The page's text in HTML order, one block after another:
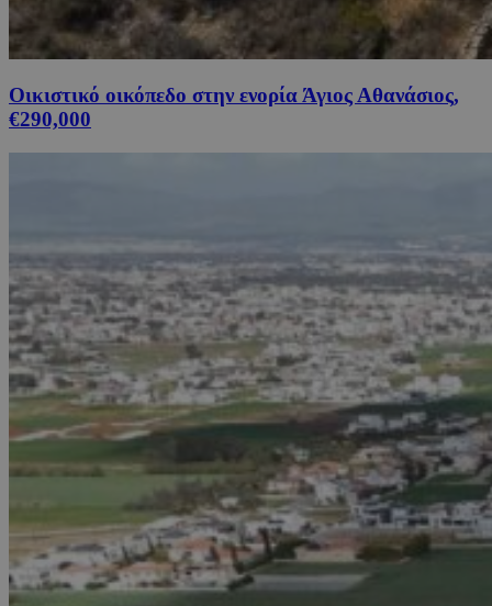
Οικιστικό οικόπεδο στην ενορία Άγιος Αθανάσιος,
€290,000